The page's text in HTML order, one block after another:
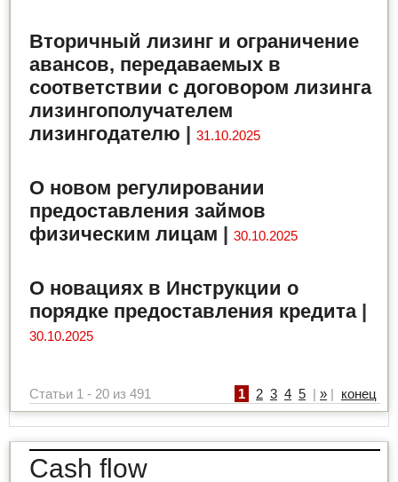
Вторичный лизинг и ограничение
авансов, передаваемых в
соответствии с договором лизинга
лизингополучателем
лизингодателю |31.10.2025
О новом регулировании
предоставления займов
физическим лицам |30.10.2025
О новациях в Инструкции о
порядке предоставления кредита|
30.10.2025
Статьи 1 - 20 из 491 1 2 3 4 5 | » | конец
Cash flow